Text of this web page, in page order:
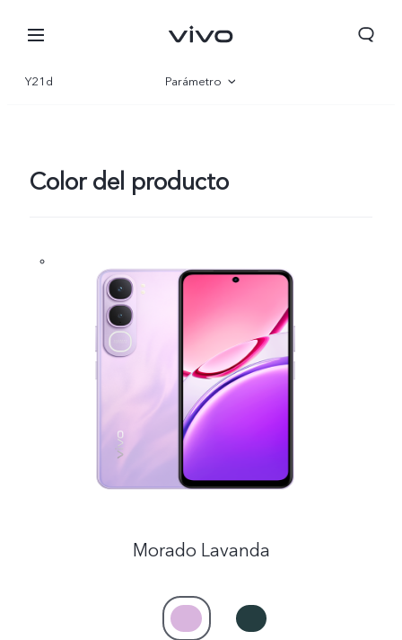
Y21d Parámetro
Color del producto
Morado Lavanda